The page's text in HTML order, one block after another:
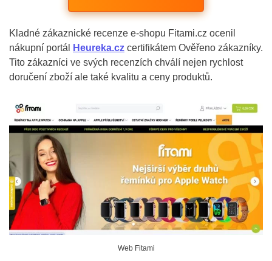
Kladné zákaznické recenze e-shopu Fitami.cz ocenil
nákupní portál
Heureka.cz certifikátem Ověřeno zákazníky.
Tito zákazníci ve svých recenzích chválí nejen rychlost
doručení zboží ale také kvalitu a ceny produktů.
Web Fitami